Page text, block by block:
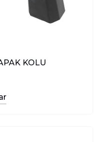
KOLU